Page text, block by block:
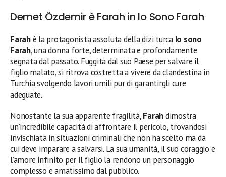
Demet Özdemir è Farah in Io Sono Farah
Farahè la protagonista assoluta della dizi turca Io sono
Farah, una donna forte, determinata e profondamente
segnata dal passato. Fuggita dal suo Paese per salvare il
figlio malato, si ritrova costretta a vivere da clandestina in
Turchia svolgendo lavori umili pur di garantirgli cure
adeguate.
Nonostante la sua apparente fragilità,Farahdimostra
un’incredibile capacità di affrontare il pericolo, trovandosi
invischiata in situazioni criminali che non ha scelto ma da
cui deve imparare a salvarsi. La sua umanità, il suo coraggio e
l’amore infinito per il figlio la rendono un personaggio
complesso e amatissimo dal pubblico.